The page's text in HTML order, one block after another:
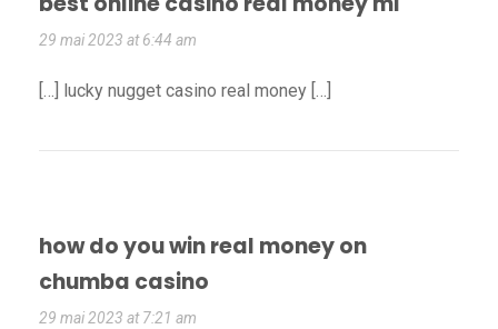
29 mai 2023 at 6:44 am
[…] lucky nugget casino real money […]
how do you win real money on
chumba casino
29 mai 2023 at 7:21 am